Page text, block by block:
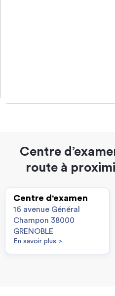
Centre
route à
Centre d'examen
16 avenue Général
Champon 38000
GRENOBLE
En savoir plus >